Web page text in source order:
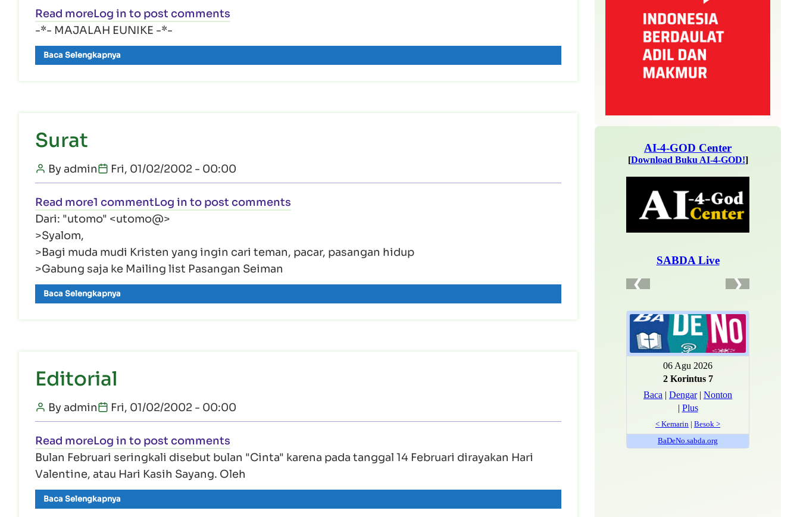
Read moreabout Stop Press
Log in to post comments
-*- MAJALAH EUNIKE -*-
Baca Selengkapnya
Surat
Byadmin Fri, 01/02/2002 - 00:00
Read moreabout Surat
1 commentLog in to post comments
Dari: "utomo" <utomo@>
>Syalom,
>Bagi muda mudi Kristen yang ingin cari teman, pacar, pasangan hidup
>Gabung saja ke Mailing list Pasangan Seiman
Baca Selengkapnya
Editorial
Byadmin Fri, 01/02/2002 - 00:00
Read moreabout Editorial
Log in to post comments
Bulan Februari seringkali disebut bulan "Cinta" karena pada tanggal 14 Februari dirayakan Hari
Valentine, atau Hari Kasih Sayang. Oleh
Baca Selengkapnya